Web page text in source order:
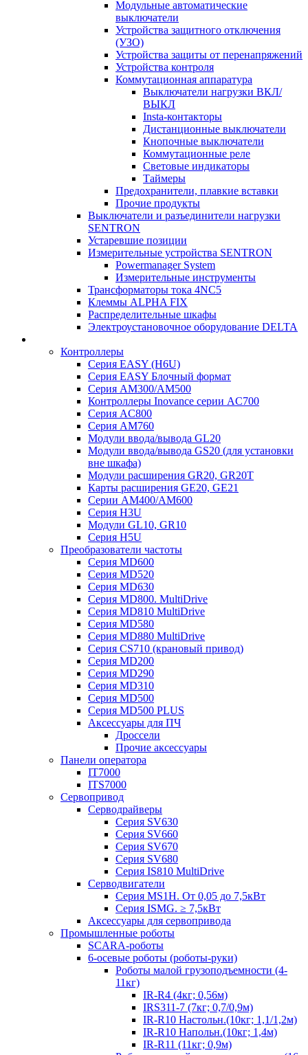
Модульные автоматические
выключатели
Устройства защитного отключения
(УЗО)
Устройства защиты от перенапряжений
Устройства контроля
Коммутационная аппаратура
Выключатели нагрузки ВКЛ/
ВЫКЛ
Insta-контакторы
Дистанционные выключатели
Кнопочные выключатели
Коммутационные реле
Световые индикаторы
Таймеры
Предохранители, плавкие вставки
Прочие продукты
Выключатели и разъединители нагрузки
SENTRON
Устаревшие позиции
Измерительные устройства SENTRON
Powermanager System
Измерительные инструменты
Трансформаторы тока 4NC5
Клеммы ALPHA FIX
Распределительные шкафы
Электроустановочное оборудование DELTA
Контроллеры
Серия EASY (H6U)
Серия EASY Блочный формат
Серия AM300/AM500
Контроллеры Inovance серии AC700
Серия AC800
Серия AM760
Модули ввода/вывода GL20
Модули ввода/вывода GS20 (для установки
вне шкафа)
Модули расширения GR20, GR20T
Карты расширения GE20, GE21
Серии AM400/AM600
Серия H3U
Модули GL10, GR10
Серия H5U
Преобразователи частоты
Серия MD600
Серия MD520
Серия MD630
Серия MD800. MultiDrive
Серия MD810 MultiDrive
Серия MD580
Серия MD880 MultiDrive
Серия CS710 (крановый привод)
Серия MD200
Серия MD290
Серия MD310
Серия MD500
Серия MD500 PLUS
Аксессуары для ПЧ
Дроссели
Прочие аксессуары
Панели оператора
IT7000
ITS7000
Сервопривод
Серводрайверы
Серия SV630
Серия SV660
Серия SV670
Серия SV680
Серия IS810 MultiDrive
Серводвигатели
Серия MS1H. От 0,05 до 7,5кВт
Серия ISMG. ≥ 7,5кВт
Аксессуары для сервопривода
Промышленные роботы
SCARA-роботы
6-осевые роботы (роботы-руки)
Роботы малой грузоподъемности (4-
11кг)
IR-R4 (4кг; 0,56м)
IRS311-7 (7кг; 0,7/0,9м)
IR-R10 Настольн.(10кг; 1,1/1,2м)
IR-R10 Напольн.(10кг; 1,4м)
IR-R11 (11кг; 0,9м)